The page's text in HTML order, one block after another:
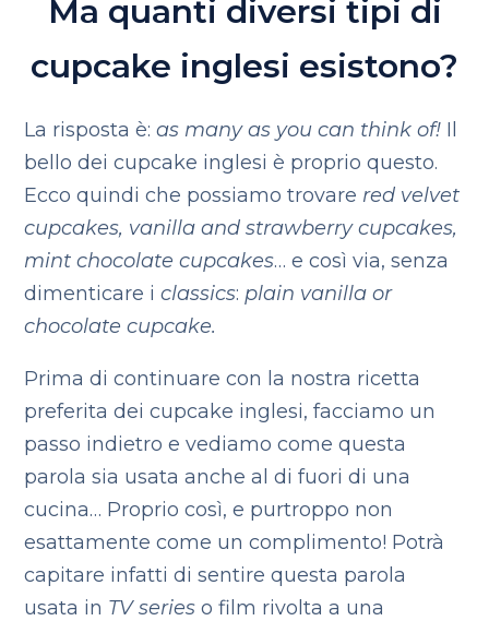
Ma quanti diversi tipi di
cupcake inglesi esistono?
La risposta è:as many as you can think of! Il
bello dei cupcake inglesi è proprio questo.
Ecco quindi che possiamo trovare red velvet
cupcakes, vanilla and strawberry cupcakes,
mint chocolate cupcakes… e così via, senza
dimenticare iclassics: plain vanilla or
chocolate cupcake.
Prima di continuare con la nostra ricetta
preferita dei cupcake inglesi, facciamo un
passo indietro e vediamo come questa
parola sia usata anche al di fuori di una
cucina… Proprio così, e purtroppo non
esattamente come un complimento! Potrà
capitare infatti di sentire questa parola
usata in TV series o film rivolta a una